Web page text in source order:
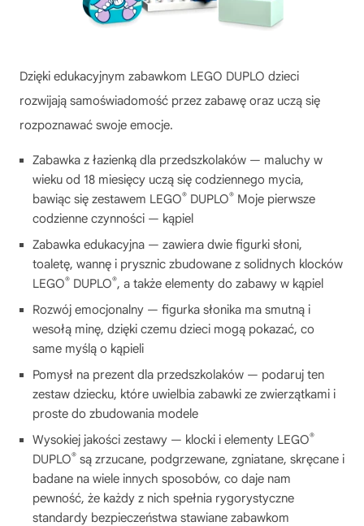
Dzięki edukacyjnym zabawkom LEGO DUPLO dzieci
rozwijają samoświadomość przez zabawę oraz uczą się
rozpoznawać swoje emocje.
Zabawka z łazienką dla przedszkolaków — maluchy w
wieku od 18 miesięcy uczą się codziennego mycia,
bawiąc się zestawem LEGO® DUPLO® Moje pierwsze
codzienne czynności — kąpiel
Zabawka edukacyjna — zawiera dwie figurki słoni,
toaletę, wannę i prysznic zbudowane z solidnych klocków
LEGO® DUPLO®, a także elementy do zabawy w kąpiel
Rozwój emocjonalny — figurka słonika ma smutną i
wesołą minę, dzięki czemu dzieci mogą pokazać, co
same myślą o kąpieli
Pomysł na prezent dla przedszkolaków — podaruj ten
zestaw dziecku, które uwielbia zabawki ze zwierzątkami i
proste do zbudowania modele
Wysokiej jakości zestawy — klocki i elementy LEGO®
DUPLO® są zrzucane, podgrzewane, zgniatane, skręcane i
badane na wiele innych sposobów, co daje nam
pewność, że każdy z nich spełnia rygorystyczne
standardy bezpieczeństwa stawiane zabawkom